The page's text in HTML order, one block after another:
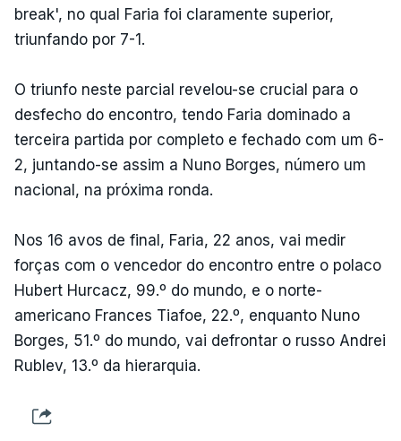
break', no qual Faria foi claramente superior,
triunfando por 7-1.
O triunfo neste parcial revelou-se crucial para o
desfecho do encontro, tendo Faria dominado a
terceira partida por completo e fechado com um 6-
2, juntando-se assim a Nuno Borges, número um
nacional, na próxima ronda.
Nos 16 avos de final, Faria, 22 anos, vai medir
forças com o vencedor do encontro entre o polaco
Hubert Hurcacz, 99.º do mundo, e o norte-
americano Frances Tiafoe, 22.º, enquanto Nuno
Borges, 51.º do mundo, vai defrontar o russo Andrei
Rublev, 13.º da hierarquia.